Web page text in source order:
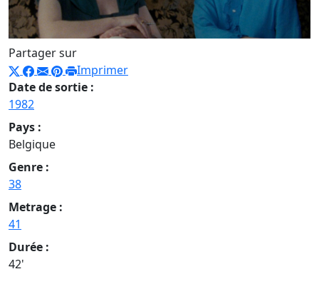
Partager sur
Imprimer
Date de sortie :
1982
Pays :
Belgique
Genre :
38
Metrage :
41
Durée :
42'